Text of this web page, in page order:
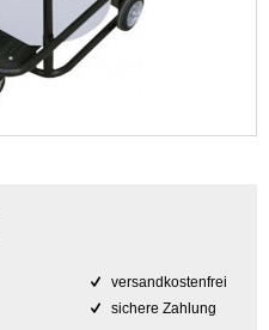
versandkostenfrei
sichere Zahlung